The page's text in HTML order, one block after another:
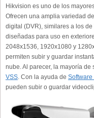
Hikvision es uno de los
Ofrecen una amplia variedad
digital (DVR), similares a los
diseñadas para uso en
2048x1536, 1920x1080 y
permiten subir y guardar
nube. Al parecer, la mayoría
VSS. Con la ayuda de Software
pueden subir o guardar